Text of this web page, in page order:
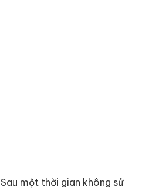
Sau một thời gian không sử